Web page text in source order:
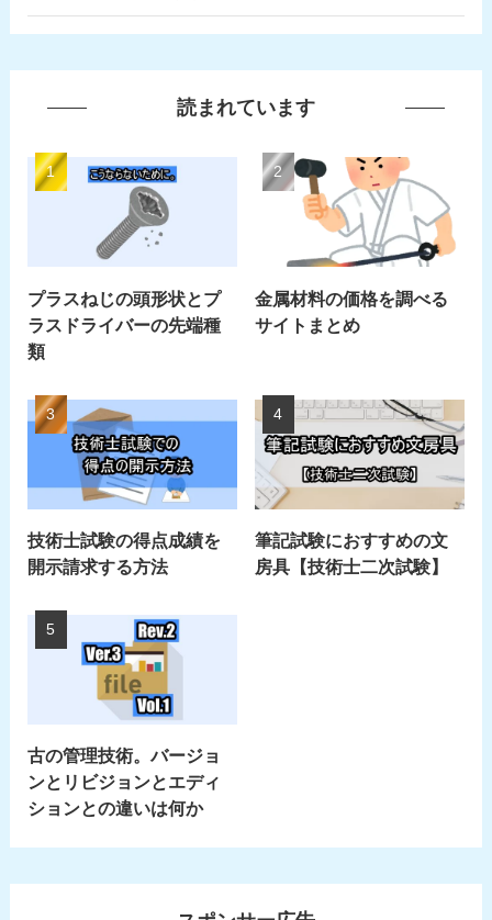
読まれています
プラスねじの頭形状とプ
ラスドライバーの先端種
類
金属材料の価格を調べる
サイトまとめ
技術士試験の得点成績を
開示請求する方法
筆記試験におすすめの文
房具【技術士二次試験】
古の管理技術。バージョ
ンとリビジョンとエディ
ションとの違いは何か